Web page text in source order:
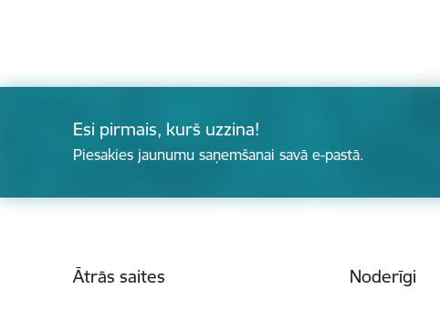
Esi pirmais, kurš uzzina!
Piesakies jaunumu saņemšanai savā e-pastā.
Ātrās saites Noderīgi